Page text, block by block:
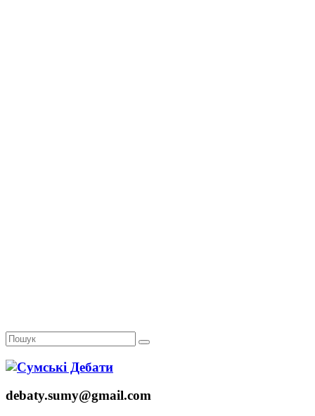
debaty.sumy@gmail.com